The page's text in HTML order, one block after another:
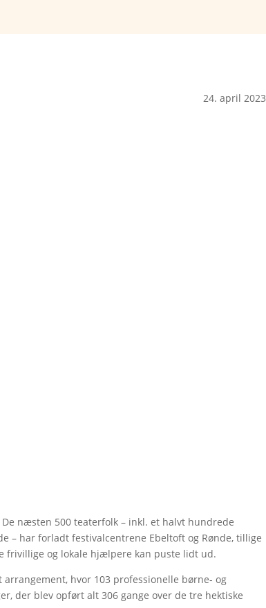
24. april 2023
næsten 500 teaterfolk – inkl. et halvt hundrede
– har forladt festivalcentrene Ebeltoft og Rønde, tillige
frivillige og lokale hjælpere kan puste lidt ud.
hvor 103 professionelle børne- og
der blev opført alt 306 gange over de tre hektiske